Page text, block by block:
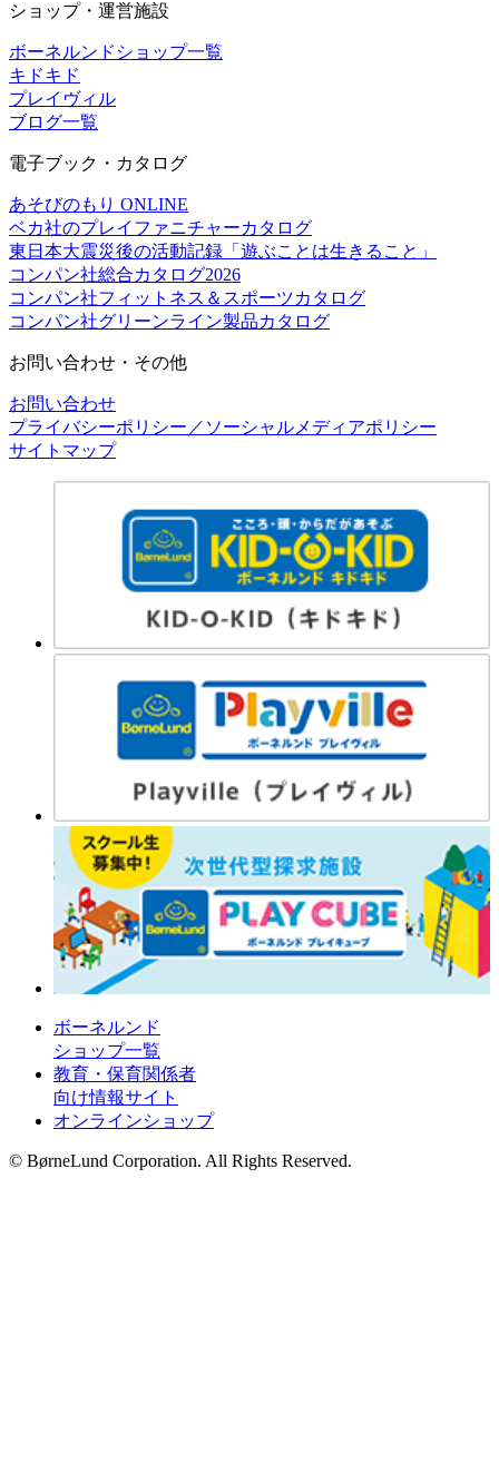
ショップ・運営施設
ボーネルンドショップ一覧
キドキド
プレイヴィル
ブログ一覧
電子ブック・カタログ
あそびのもり ONLINE
ベカ社のプレイファニチャーカタログ
東日本大震災後の活動記録「遊ぶことは生きること」
コンパン社総合カタログ2026
コンパン社フィットネス＆スポーツカタログ
コンパン社グリーンライン製品カタログ
お問い合わせ・その他
お問い合わせ
プライバシーポリシー／ソーシャルメディアポリシー
サイトマップ
ボーネルンド
ショップ一覧
教育・保育関係者
向け情報サイト
オンラインショップ
© BørneLund Corporation. All Rights Reserved.